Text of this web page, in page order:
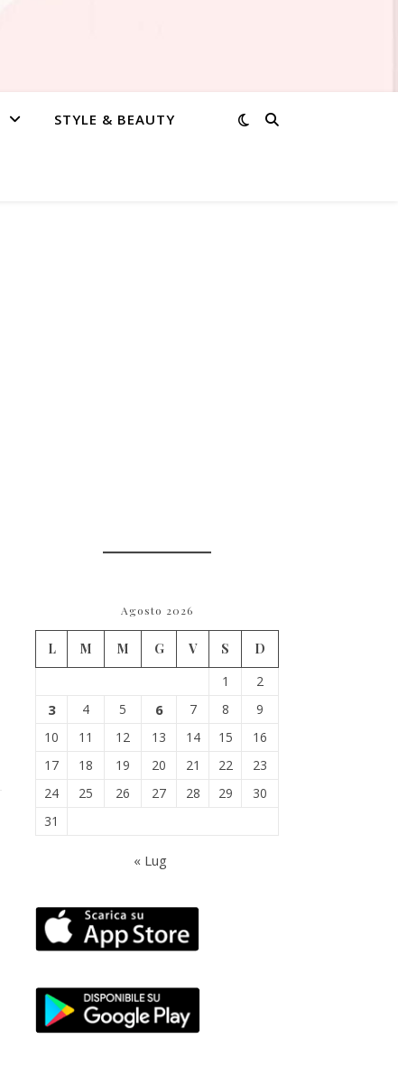
STYLE & BEAUTY
Agosto 2026
L M M G V S
D
1
2
3 4 5 6 7 8
9
10
11 12 13 14 15
16
17
18 19 20 21 22
23
24
25 26 27 28 29
30
31
« Lug